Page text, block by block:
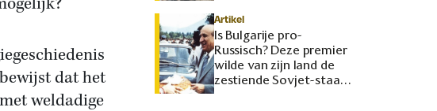
dat het
weldadige
Artikel
Is Bulgarije pro-
Russisch? Deze premier
wilde van zijn land de
zestiende Sovjet-staat
maken